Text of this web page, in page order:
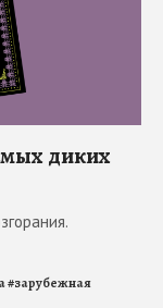
диких
#зарубежная